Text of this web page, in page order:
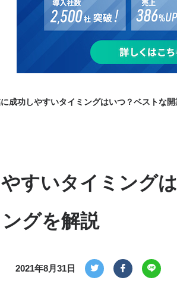
成功しやすいタイミングはいつ？ベストな
すいタイミング
グを解説
2021年8月31日